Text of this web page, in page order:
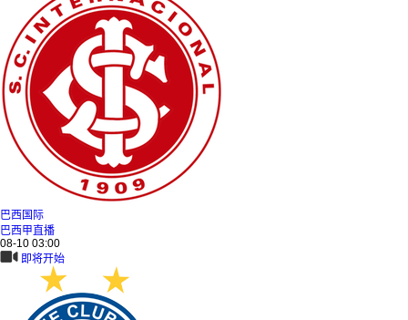
巴西国际
巴西甲直播
08-10 03:00
即将开始